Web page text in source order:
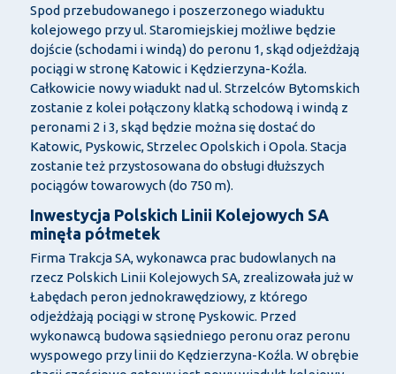
Spod przebudowanego i poszerzonego wiaduktu
kolejowego przy ul. Staromiejskiej możliwe będzie
dojście (schodami i windą) do peronu 1, skąd odjeżdżają
pociągi w stronę Katowic i Kędzierzyna-Koźla.
Całkowicie nowy wiadukt nad ul. Strzelców Bytomskich
zostanie z kolei połączony klatką schodową i windą z
peronami 2 i 3, skąd będzie można się dostać do
Katowic, Pyskowic, Strzelec Opolskich i Opola. Stacja
zostanie też przystosowana do obsługi dłuższych
pociągów towarowych (do 750 m).
Inwestycja Polskich Linii Kolejowych SA
minęła półmetek
Firma Trakcja SA, wykonawca prac budowlanych na
rzecz Polskich Linii Kolejowych SA, zrealizowała już w
Łabędach peron jednokrawędziowy, z którego
odjeżdżają pociągi w stronę Pyskowic. Przed
wykonawcą budowa sąsiedniego peronu oraz peronu
wyspowego przy linii do Kędzierzyna-Koźla. W obrębie